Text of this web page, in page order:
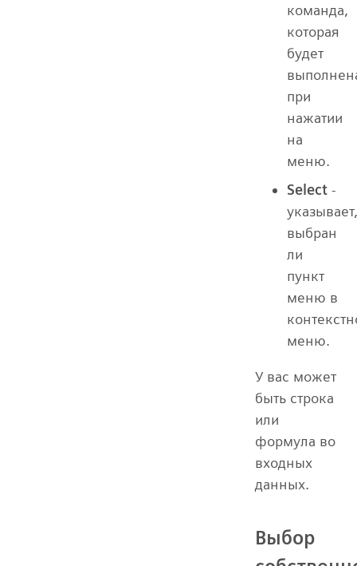
команда,
которая
будет
при
нажатии
на
меню.
Select -
указывает,
выбран
ли
пункт
меню в
меню.
У вас может
быть строка
или
формула во
входных
данных.
Выбор